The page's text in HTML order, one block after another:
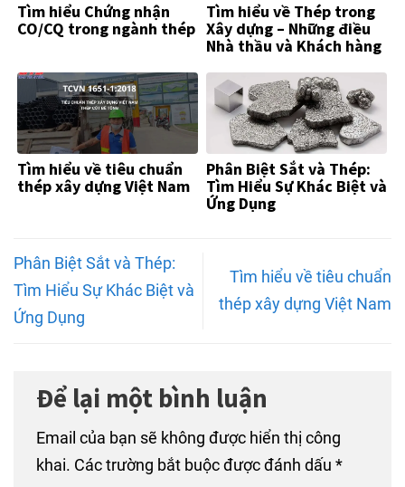
Tìm hiểu Chứng nhận
CO/CQ trong ngành thép
Tìm hiểu về Thép trong
Xây dựng – Những điều
Nhà thầu và Khách hàng
Tìm hiểu về tiêu chuẩn
thép xây dựng Việt Nam
Phân Biệt Sắt và Thép:
Tìm Hiểu Sự Khác Biệt và
Ứng Dụng
Phân Biệt Sắt và Thép:
Tìm Hiểu Sự Khác Biệt và
Ứng Dụng
Tìm hiểu về tiêu chuẩn
thép xây dựng Việt Nam
Để lại một bình luận
Email của bạn sẽ không được hiển thị công
khai. Các trường bắt buộc được đánh dấu *